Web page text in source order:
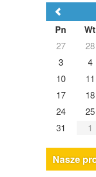
Pn Wt
27 28
3
4
10
11
17
18
24
25
31
1
Nasze